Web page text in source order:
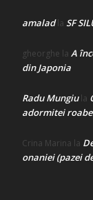
amaladla SF
gheorghe la A
din Japonia
Radu Mungiula
adormitei
Crina Marina la
onaniei (pazei